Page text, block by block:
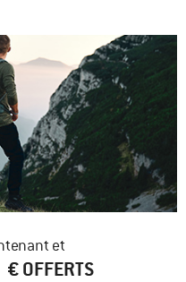
et
OFFERTS